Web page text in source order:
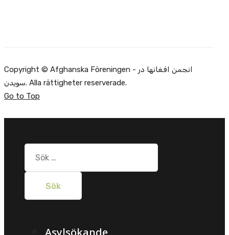
Copyright © Afghanska Föreningen - انجمن افغانها در
سویدن. Alla rättigheter reserverade.
Go to Top
Sök
efter: